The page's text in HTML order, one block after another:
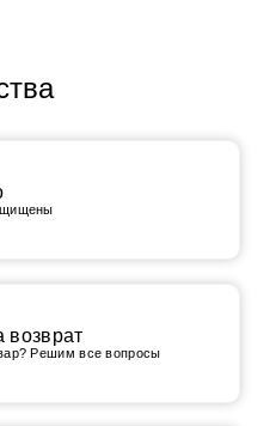
возврат
Решим все вопросы